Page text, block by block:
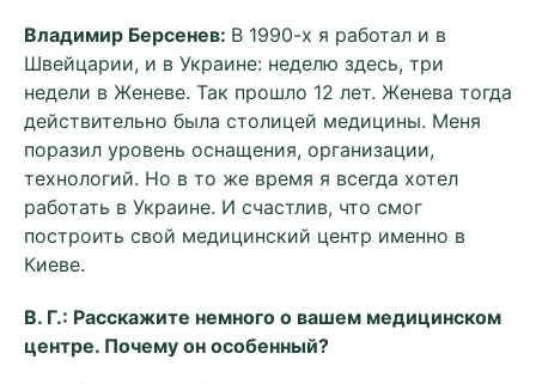
Владимир Берсенев: В 1990-х я работал и в
Швейцарии, и в Украине: неделю здесь, три
недели в Женеве. Так прошло 12 лет. Женева тогда
действительно была столицей медицины. Меня
поразил уровень оснащения, организации,
технологий. Но в то же время я всегда хотел
работать в Украине. И счастлив, что смог
построить свой медицинский центр именно в
Киеве.
В. Г.: Расскажите немного о вашем медицинском
центре. Почему он особенный?